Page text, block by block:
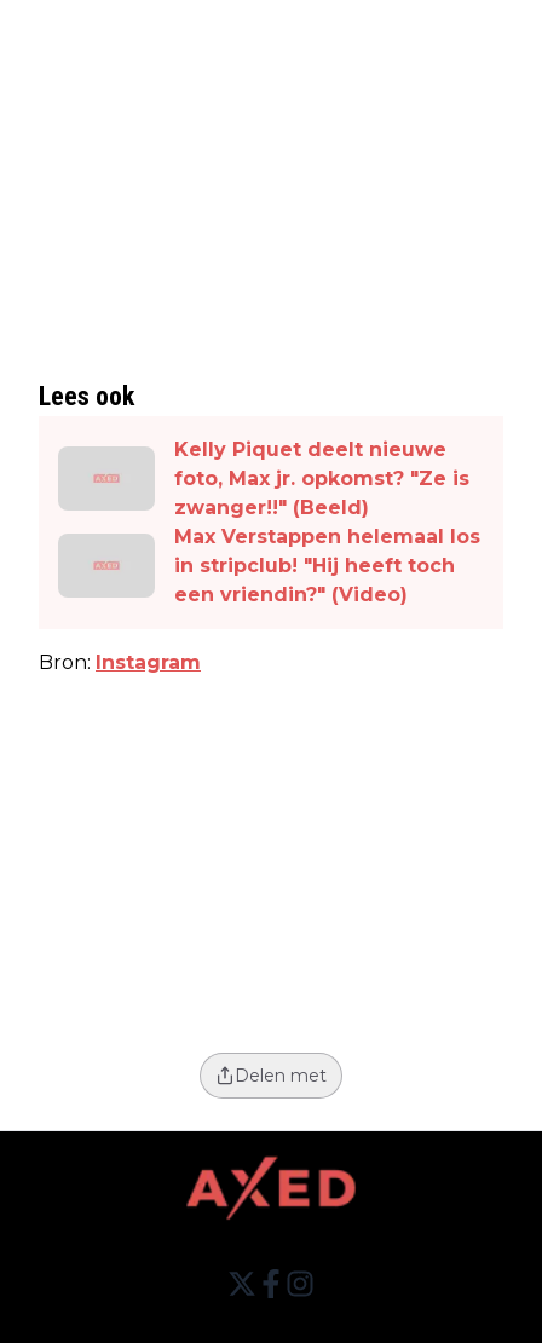
Lees ook
Kelly Piquet deelt nieuwe
foto, Max jr. opkomst? "Ze is
zwanger!!" (Beeld)
Max Verstappen helemaal los
in stripclub! "Hij heeft toch
een vriendin?" (Video)
Bron: Instagram
Delen met